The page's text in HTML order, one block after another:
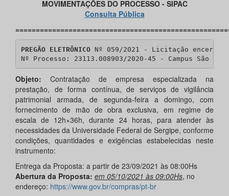
MOVIMENTAÇÕES DO PROCESSO - SIPAC
Consulta Pública
PREGÃO ELETRÔNICO Nº 059/2021 - Licitação encerrada
Nº Processo: 23113.008903/2020-45 - Campus São
Objeto: Contratação de empresa especializada na
prestação, de forma contínua, de serviços de vigilância
patrimonial armada, de segunda-feira a domingo, com
fornecimento de mão de obra exclusiva, em regime de
escala de 12h×36h, durante 24 horas, para atender às
necessidades da Universidade Federal de Sergipe, conforme
condições, quantidades e exigências estabelecidas neste
instrumento:
Entrega da Proposta: a partir de 23/09/2021 às 08:00Hs
Abertura da Proposta: em 05/10/2021 às 09:00Hs, no
endereço: https://www.gov.br/compras/pt-br